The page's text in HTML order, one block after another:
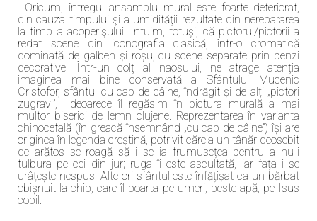
Oricum, întregul ansamblu mural este foarte deteriorat,
din cauza timpului şi a umidităţii rezultate din nerepararea
la timp a acoperişului. Intuim, totuși, că pictorul/pictorii a
redat scene din iconografia clasică, într-o cromatică
dominată de galben și roșu, cu scene separate prin benzi
decorative. Într-un colț al naosului, ne atrage atenția
imaginea mai bine conservată a Sfântului Mucenic
Cristofor, sfântul cu cap de câine, îndrăgit și de alți „pictori
zugravi”, deoarece îl regăsim în pictura murală a mai
multor biserici de lemn clujene. Reprezentarea în varianta
chinocefală (în greacă însemnând „cu cap de câine”) își are
originea în legenda creștină, potrivit căreia un tânăr deosebit
de arătos se roagă să i se ia frumusețea pentru a nu-i
tulbura pe cei din jur; ruga îi este ascultată, iar fața i se
urâțește nespus. Alte ori sfântul este înfățișat ca un bărbat
obișnuit la chip, care îl poarta pe umeri, peste apă, pe Isus
copil.